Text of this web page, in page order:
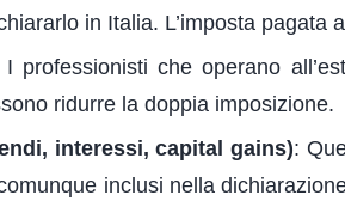
in Italia. L’imposta pagata
I professionisti che operano
ridurre la doppia imposizione.
interessi, capital gains):
inclusi nella